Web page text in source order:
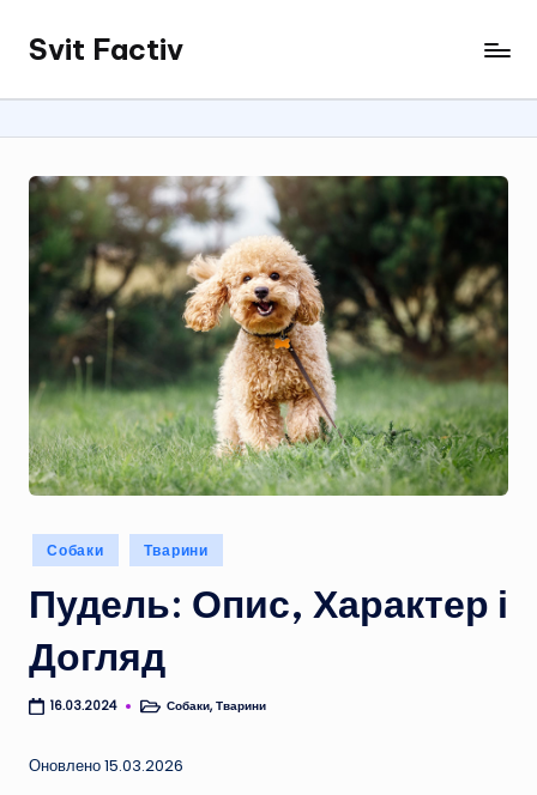
Перейти
вмісту
Svit Factiv
Опубліковано
у
Собаки Тварини
Пудель: Опис, Характер і
Догляд
16.03.2024
Опубліковано
Собаки,Тварини
Оновлено 15.03.2026